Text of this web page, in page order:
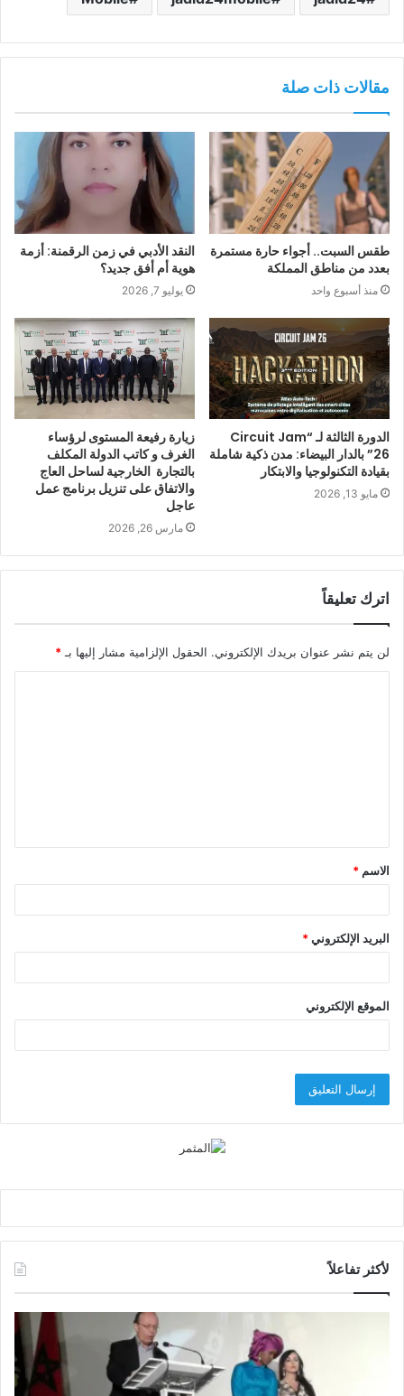
مقالات ذات صلة
طقس السبت.. أجواء حارة مستمرة
بعدد من مناطق المملكة
منذ أسبوع واحد
النقد الأدبي في زمن الرقمنة: أزمة
هوية أم أفق جديد؟
يوليو 7, 2026
الدورة الثالثة لـ “Circuit Jam
26” بالدار البيضاء: مدن ذكية شاملة
بقيادة التكنولوجيا والابتكار
مايو 13, 2026
زيارة رفيعة المستوى لرؤساء
الغرف و كاتب الدولة المكلف
بالتجارة الخارجية لساحل العاج
والاتفاق على تنزيل برنامج عمل
عاجل
مارس 26, 2026
اترك تعليقاً
لن يتم نشر عنوان بريدك الإلكتروني. الحقول الإلزامية مشار إليها بـ *
ق
*
الاسم *
البريد الإلكتروني*
الموقع الإلكتروني
لأكثر تفاعلاً